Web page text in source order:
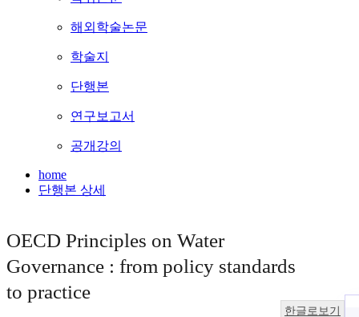
해외학술논문
학술지
단행본
연구보고서
공개강의
home
단행본 상세
OECD Principles on Water
Governance : from policy standards
to practice
한글로보기